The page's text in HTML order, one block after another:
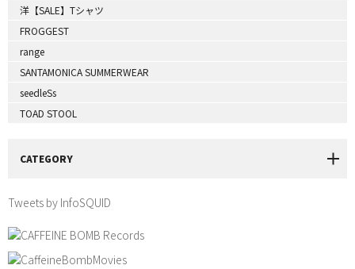
洋【SALE】Tシャツ
FROGGEST
range
SANTAMONICA SUMMERWEAR
seedleSs
TOAD STOOL
CATEGORY
Tweets by InfoSQUID